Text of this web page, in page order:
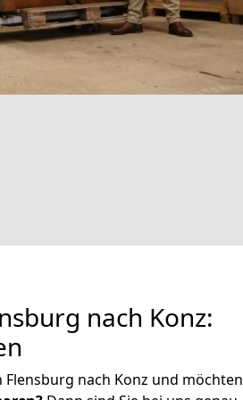
nach Konz:
nach Konz und möchten